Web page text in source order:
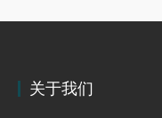
关于我们